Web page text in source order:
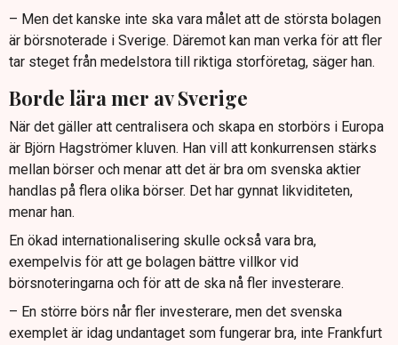
– Men det kanske inte ska vara målet att de största bolagen
är börsnoterade i Sverige. Däremot kan man verka för att fler
tar steget från medelstora till riktiga storföretag, säger han.
Borde lära mer av Sverige
När det gäller att centralisera och skapa en storbörs i Europa
är Björn Hagströmer kluven. Han vill att konkurrensen stärks
mellan börser och menar att det är bra om svenska aktier
handlas på flera olika börser. Det har gynnat likviditeten,
menar han.
En ökad internationalisering skulle också vara bra,
exempelvis för att ge bolagen bättre villkor vid
börsnoteringarna och för att de ska nå fler investerare.
– En större börs når fler investerare, men det svenska
exemplet är idag undantaget som fungerar bra, inte Frankfurt